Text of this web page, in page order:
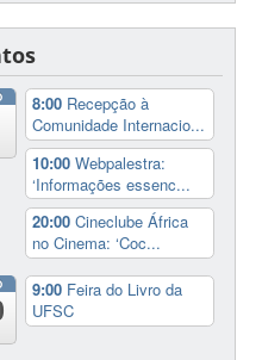
8:00 Recepção à
Comunidade Internacio...
10:00Webpalestra:
‘Informações essenc...
20:00Cineclube África
no Cinema: ‘Coc...
9:00 Feira do Livro da
UFSC